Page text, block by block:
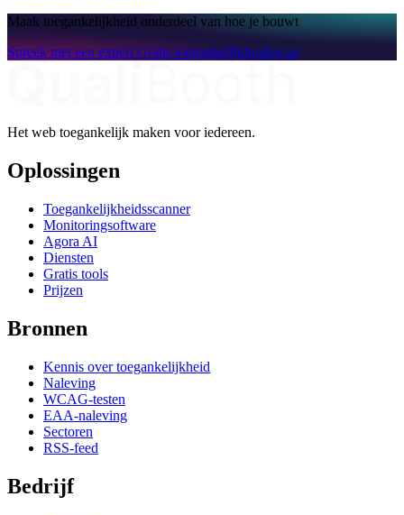
Maak toegankelijkheid onderdeel van hoe je bouwt
Spreek met een expert Gratis toegankelijkheidsscan
Het web toegankelijk maken voor iedereen.
Oplossingen
Toegankelijkheidsscanner
Monitoringsoftware
Agora AI
Diensten
Gratis tools
Prijzen
Bronnen
Kennis over toegankelijkheid
Naleving
WCAG-testen
EAA-naleving
Sectoren
RSS-feed
Bedrijf